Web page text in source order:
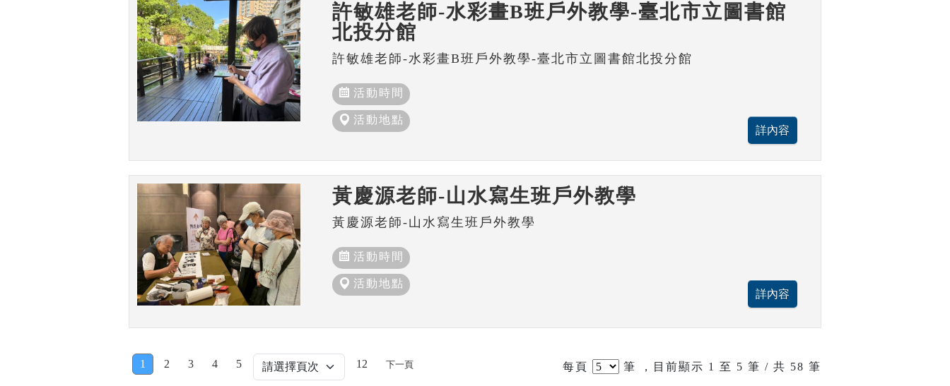
許敏雄老師-水彩畫B班戶外教學-臺北市立圖書館
北投分館
許敏雄老師-水彩畫B班戶外教學-臺北市立圖書館北投分館
活動時間
活動地點
黃慶源老師-山水寫生班戶外教學
黃慶源老師-山水寫生班戶外教學
活動時間
活動地點
1 2 3 4 5 12 下一頁 每頁 筆 ，目前顯示 1 至 5 筆 / 共 58 筆